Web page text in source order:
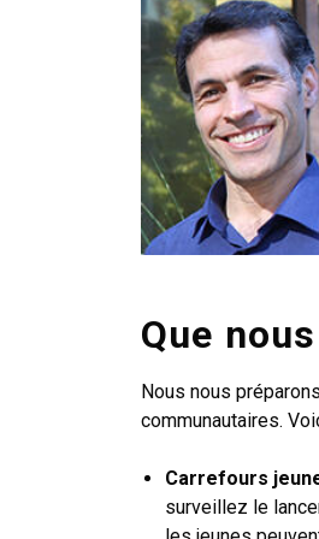
Que
Nous nous
communautaires.
Carrefours
surveillez le